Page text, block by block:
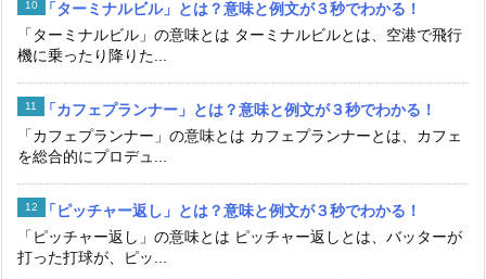
「ターミナルビル」とは？意味と例文が３秒でわかる！
「ターミナルビル」の意味とは ターミナルビルとは、空港で飛行
機に乗ったり降りた...
「カフェプランナー」とは？意味と例文が３秒でわかる！
「カフェプランナー」の意味とは カフェプランナーとは、カフェ
を総合的にプロデュ...
「ピッチャー返し」とは？意味と例文が３秒でわかる！
「ピッチャー返し」の意味とは ピッチャー返しとは、バッターが
打った打球が、ピッ...